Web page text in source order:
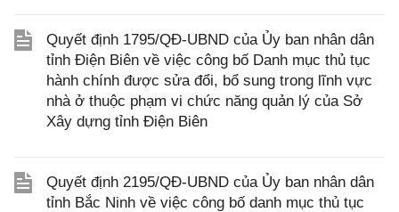
Quyết định 1795/QĐ-UBND của Ủy ban nhân dân
tỉnh Điện Biên về việc công bố Danh mục thủ tục
hành chính được sửa đổi, bổ sung trong lĩnh vực
nhà ở thuộc phạm vi chức năng quản lý của Sở
Xây dựng tỉnh Điện Biên
Quyết định 2195/QĐ-UBND của Ủy ban nhân dân
tỉnh Bắc Ninh về việc công bố danh mục thủ tục